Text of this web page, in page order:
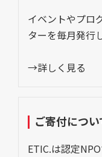
イベントやプロ
ターを毎月発行
→詳しく見る
ご寄付につい
ETIC.は認定